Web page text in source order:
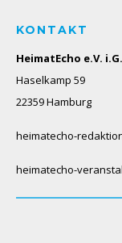
KONTAKT
HeimatEcho e.V. i.G.
Haselkamp 59
22359 Hamburg
heimatecho-
heimatecho-